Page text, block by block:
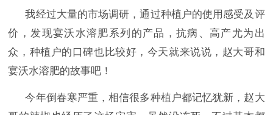
我经过大量的市场调研，通过种植户的使用感受及评
价，发现宴沃水溶肥系列的产品，抗病、高产尤为出
众，种植户的口碑也比较好，今天就来说说，赵大哥和
宴沃水溶肥的故事吧！
今年倒春寒严重，相信很多种植户都记忆犹新，赵大